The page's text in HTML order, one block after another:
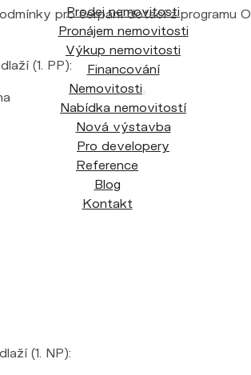
Prodej nemovitosti
Pronájem nemovitosti
Výkup nemovitosti
Financování
Nemovitosti
Nabídka nemovitostí
Nová výstavba
Pro developery
Reference
Blog
Kontakt
pro čerpání dotací z programu
(1. PP):
(1. NP):